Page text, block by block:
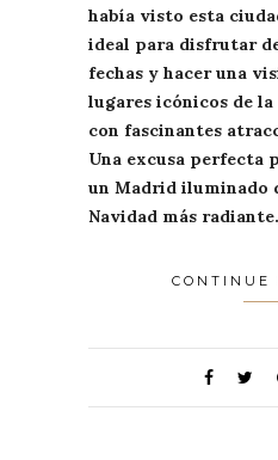
había visto esta
ideal para disfrutar
fechas y hacer una
lugares icónicos de
con fascinantes
Una excusa perfecta
un Madrid iluminado
Navidad más radiante.
CONTINUE